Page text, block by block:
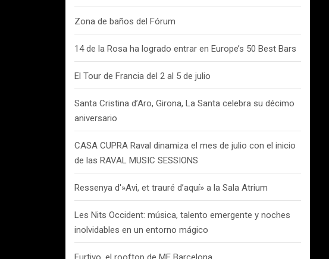
Zona de baños del Fórum
14 de la Rosa ha logrado entrar en Europe’s 50 Best Bars
El Tour de Francia del 2 al 5 de julio
Santa Cristina d’Aro, Girona, La Santa celebra su décimo
aniversario
CASA CUPRA Raval dinamiza el mes de julio con el inicio
de las RAVAL MUSIC SESSIONS
Ressenya d'»Avi, et trauré d’aquí» a la Sala Atrium
Les Nits Occident: música, talento emergente y noches
inolvidables en un entorno mágico